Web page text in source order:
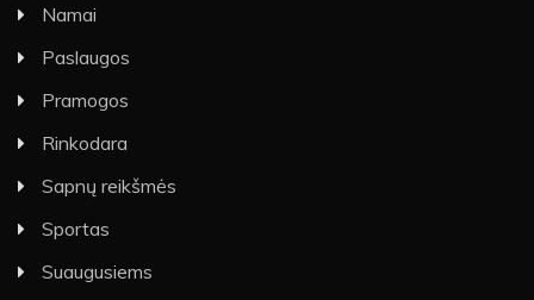
Namai
Paslaugos
Pramogos
Rinkodara
Sapnų reikšmės
Sportas
Suaugusiems